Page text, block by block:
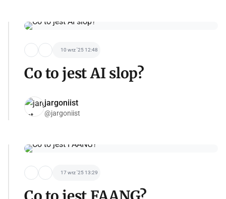
10 wrz '25 12:48
Co to jest AI slop?
jargoniist
@jargoniist
17 wrz '25 13:29